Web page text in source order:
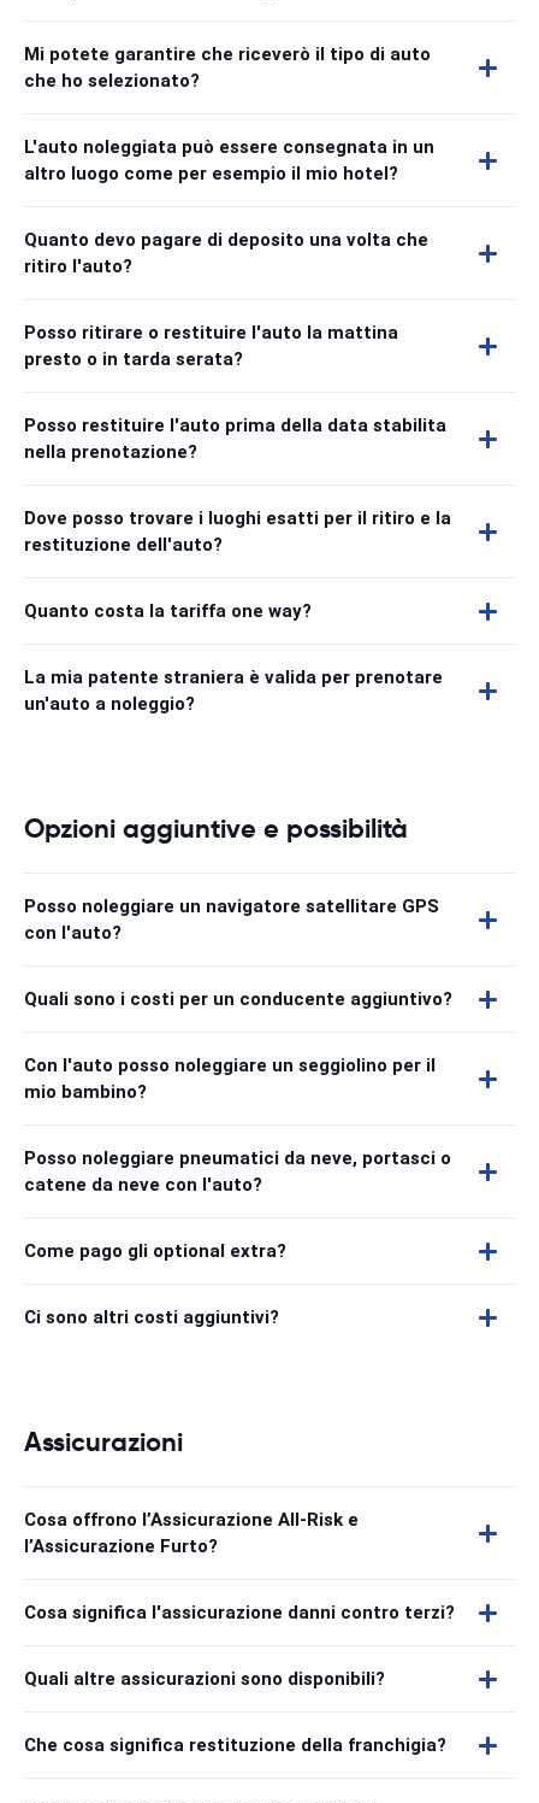
Mi potete garantire che riceverò il tipo di auto
che ho selezionato?
L'auto noleggiata può essere consegnata in un
altro luogo come per esempio il mio hotel?
Quanto devo pagare di deposito una volta che
ritiro l'auto?
Posso ritirare o restituire l'auto la mattina
presto o in tarda serata?
Posso restituire l'auto prima della data stabilita
nella prenotazione?
Dove posso trovare i luoghi esatti per il ritiro e la
restituzione dell'auto?
Quanto costa la tariffa one way?
La mia patente straniera è valida per prenotare
un'auto a noleggio?
Opzioni aggiuntive e possibilità
Posso noleggiare un navigatore satellitare GPS
con l'auto?
Quali sono i costi per un conducente aggiuntivo?
Con l'auto posso noleggiare un seggiolino per il
mio bambino?
Posso noleggiare pneumatici da neve, portasci o
catene da neve con l'auto?
Come pago gli optional extra?
Ci sono altri costi aggiuntivi?
Assicurazioni
Cosa offrono l’Assicurazione All-Risk e
l’Assicurazione Furto?
Cosa significa l'assicurazione danni contro terzi?
Quali altre assicurazioni sono disponibili?
Che cosa significa restituzione della franchigia?